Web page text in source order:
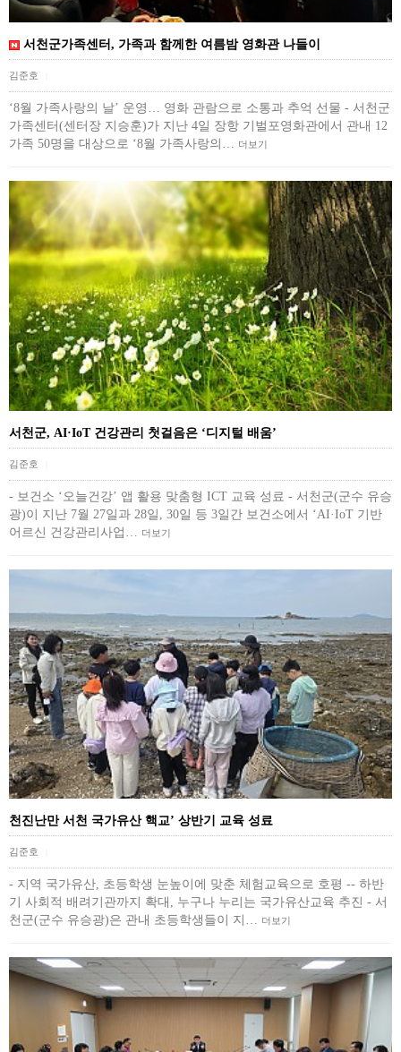
서천군가족센터, 가족과 함께한 여름밤 영화관 나들이
김준호
‘8월 가족사랑의 날’ 운영… 영화 관람으로 소통과 추억 선물 - 서천군
가족센터(센터장 지승훈)가 지난 4일 장항 기벌포영화관에서 관내 12
가족 50명을 대상으로 ‘8월 가족사랑의…
더보기
서천군, AI·IoT 건강관리 첫걸음은 ‘디지털 배움’
김준호
- 보건소 ‘오늘건강’ 앱 활용 맞춤형 ICT 교육 성료 - 서천군(군수 유승
광)이 지난 7월 27일과 28일, 30일 등 3일간 보건소에서 ‘AI·IoT 기반
어르신 건강관리사업…
더보기
천진난만 서천 국가유산 핵교’ 상반기 교육 성료
김준호
- 지역 국가유산, 초등학생 눈높이에 맞춘 체험교육으로 호평 -- 하반
기 사회적 배려기관까지 확대, 누구나 누리는 국가유산교육 추진 - 서
천군(군수 유승광)은 관내 초등학생들이 지… 더보기